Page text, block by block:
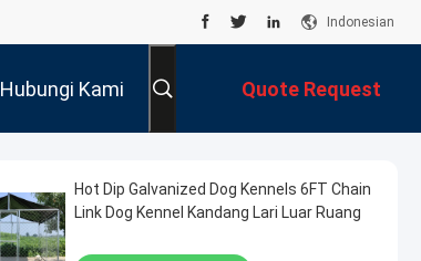
Indonesian
Hubungi Kami Quote Request
Suatu
Hot Dip Galvanized Dog Kennels 6FT Chain
Link Dog Kennel Kandang Lari Luar Ruang